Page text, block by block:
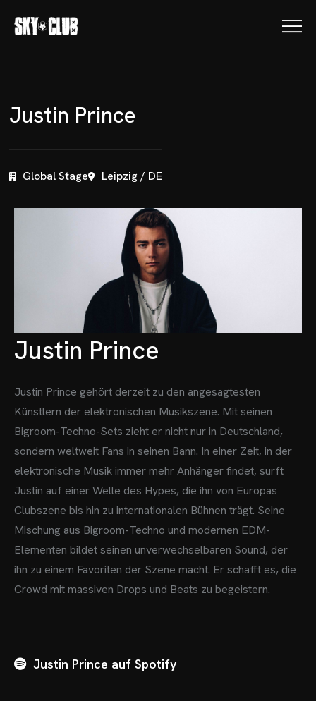
Justin Prince
Global Stage Leipzig / DE
Justin Prince
Justin Prince gehört derzeit zu den angesagtesten
Künstlern der elektronischen Musikszene. Mit seinen
Bigroom-Techno-Sets zieht er nicht nur in Deutschland,
sondern weltweit Fans in seinen Bann. In einer Zeit, in der
elektronische Musik immer mehr Anhänger findet, surft
Justin auf einer Welle des Hypes, die ihn von Europas
Clubszene bis hin zu internationalen Bühnen trägt. Seine
Mischung aus Bigroom-Techno und modernen EDM-
Elementen bildet seinen unverwechselbaren Sound, der
ihn zu einem Favoriten der Szene macht. Er schafft es, die
Crowd mit massiven Drops und Beats zu begeistern.
Justin Prince auf Spotify